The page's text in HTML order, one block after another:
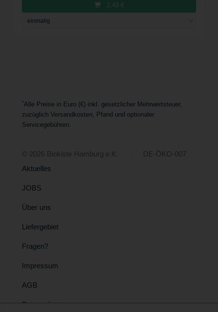
2,49 €
*Alle Preise in Euro (€) inkl. gesetzlicher Mehrwertsteuer,
zuzüglich Versandkosten, Pfand und optionaler
Servicegebühren.
© 2026 Biokiste Hamburg e.K. · DE-ÖKO-007
Aktuelles
JOBS
Über uns
Liefergebiet
Fragen?
Impressum
AGB
Datenschutz